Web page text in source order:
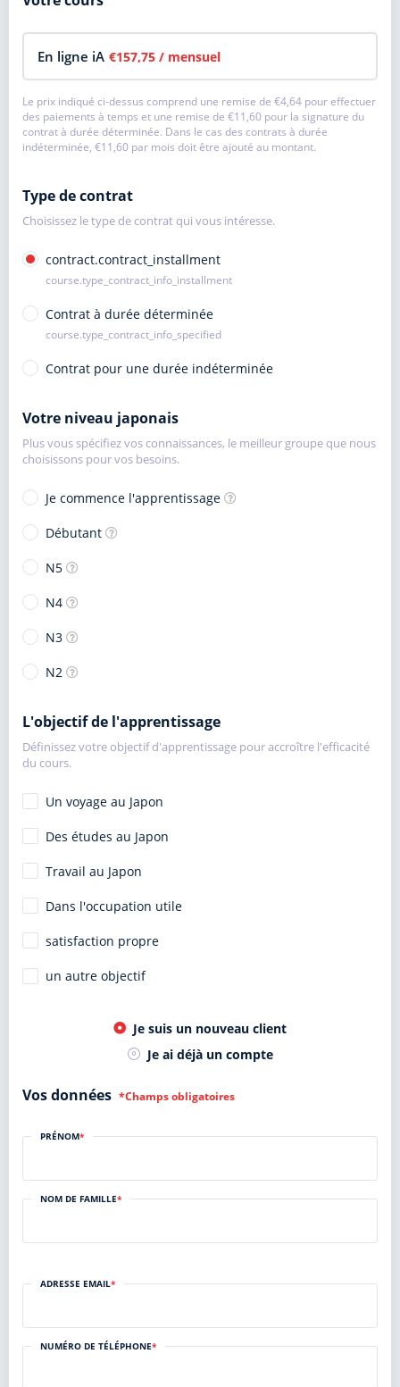
En ligne iA €157,75 / mensuel
Le prix indiqué ci-dessus comprend une remise de €4,64 pour effectuer
des paiements à temps et une remise de €11,60 pour la signature du
contrat à durée déterminée. Dans le cas des contrats à durée
indéterminée, €11,60 par mois doit être ajouté au montant.
Type de contrat
Choisissez le type de contrat qui vous intéresse.
contract.contract_installment
course.type_contract_info_installment
Contrat à durée déterminée
course.type_contract_info_specified
Contrat pour une durée indéterminée
Votre niveau japonais
Plus vous spécifiez vos connaissances, le meilleur groupe que nous
choisissons pour vos besoins.
Je commence l'apprentissage
Débutant
N5
N4
N3
N2
L'objectif de l'apprentissage
Définissez votre objectif d'apprentissage pour accroître l'efficacité
du cours.
Un voyage au Japon
Des études au Japon
Travail au Japon
Dans l'occupation utile
satisfaction propre
un autre objectif
Je suis un nouveau client
Je ai déjà un compte
Vos données *Champs obligatoires
PRÉNOM*
NOM DE FAMILLE*
ADRESSE EMAIL*
NUMÉRO DE TÉLÉPHONE*